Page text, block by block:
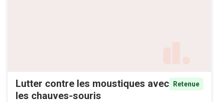
Lutter contre les moustiques avec
les chauves-souris
Retenue